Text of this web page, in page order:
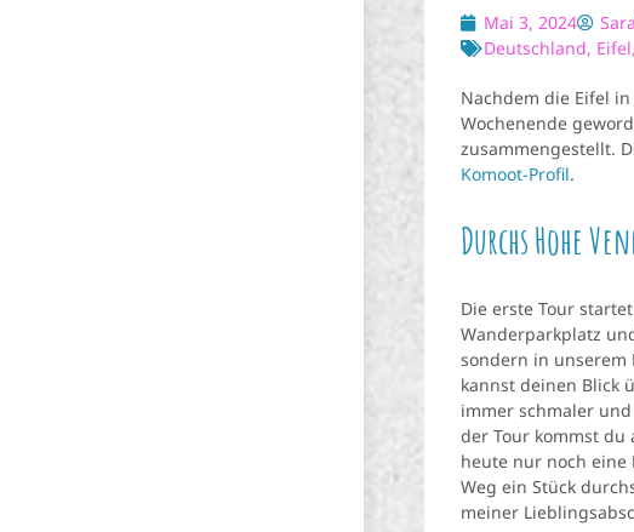
Mai 3, 2024 Sara
Deutschland, Eifel,
Nachdem die Eifel
Wochenende
zusammengestellt.
Komoot-Profil.
Durchs Hohe
Die erste Tour
Wanderparkplatz
sondern in unserem
kannst deinen Blick
immer schmaler
der Tour kommst du
heute nur noch
Weg ein Stück
meiner